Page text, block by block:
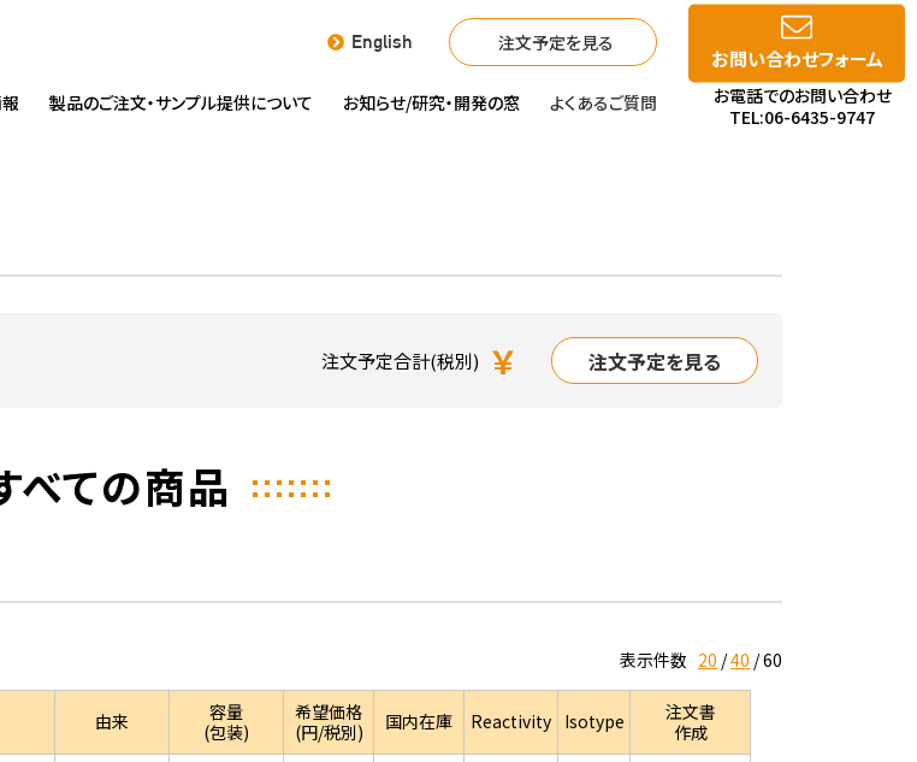
English 注文予定を見る
製品のご注文・サンプル提供について お知らせ/研究・開発の窓 よくあるご質問
お問い合わせフォーム
お電話でのお問い合わせ
TEL:06-6435-9747
注文予定合計(税別) ￥ 注文予定を見る
べての商品
表示件数 20 40 60
由来
容量
(包装)
希望価格
(円/税別)
国内在庫 Reactivity Isotype
注文書
作成